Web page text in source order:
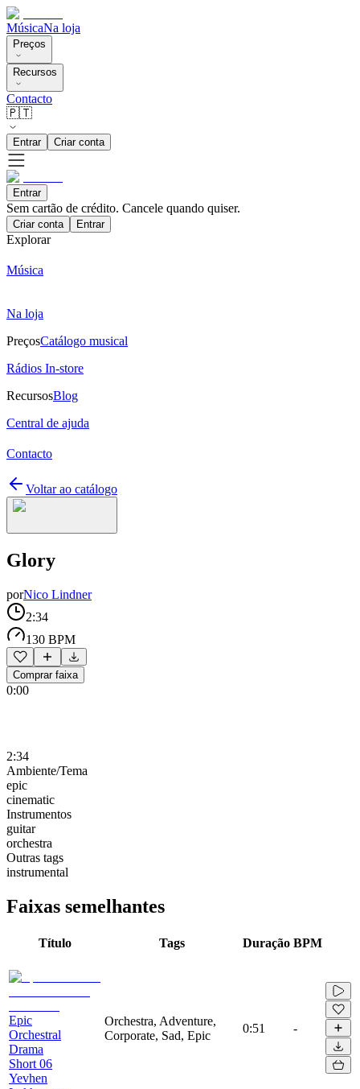
MúsicaNa loja
Preços
Recursos
Contacto
🇵🇹
Entrar Criar conta
Entrar
Sem cartão de crédito. Cancele quando quiser.
Criar conta Entrar
Explorar
Música
Na loja
PreçosCatálogo musical
Rádios In-store
RecursosBlog
Central de ajuda
Contacto
Voltar ao catálogo
Glory
porNico Lindner
2:34
130 BPM
Comprar faixa
0:00
2:34
Ambiente/Tema
epic
cinematic
Instrumentos
guitar
orchestra
Outras tags
instrumental
Faixas semelhantes
Título Tags Duração BPM
Epic
Orchestral
Drama
Short 06
Yevhen
Orchestra, Adventure,
Corporate, Sad, Epic
0:51 -